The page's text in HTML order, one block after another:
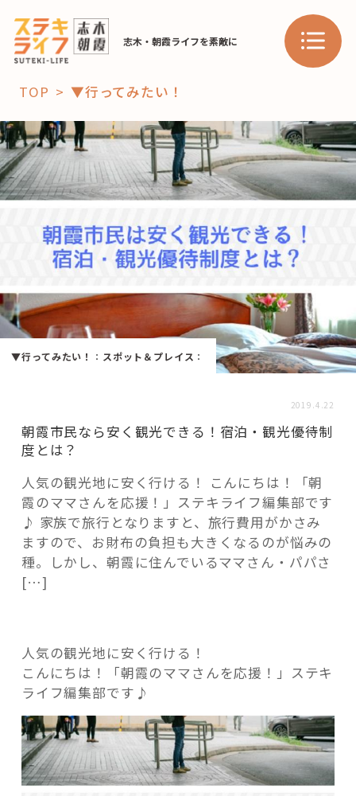
志木・朝霞ライフを素敵に
「コト」
子育て
暮らし
スポット 学び・教育
「場」
HAREL HAREL
活用事例
「モノ」
fleXe リノベ事例
「ひと」
これからの暮らし 住み替え相談
TOP ▼行ってみたい！
▼行ってみたい！ ： スポット＆プレイス ：
2019.4.22
朝霞市民なら安く観光できる！宿泊・観光優待制
度とは？
人気の観光地に安く行ける！ こんにちは！「朝
霞のママさんを応援！」ステキライフ編集部です
♪ 家族で旅行となりますと、旅行費用がかさみ
ますので、お財布の負担も大きくなるのが悩みの
種。しかし、朝霞に住んでいるママさん・パパさ
[…]
人気の観光地に安く行ける！
こんにちは！「朝霞のママさんを応援！」ステキ
ライフ編集部です♪